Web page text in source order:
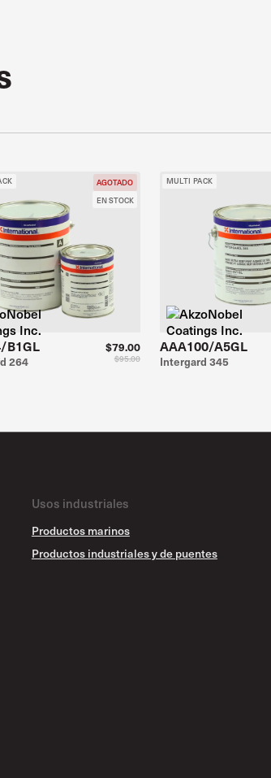
AGOTADO
EN STOCK
B1GL
264 $95.00
$79.00
MULTI PACK
AAA100/A5GL
Intergard 345
Usos industriales
Productos marinos
Productos industriales y de puentes